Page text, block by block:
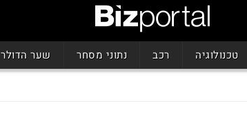
טכנולוגיה רכב נתוני מסחר שער הדולר